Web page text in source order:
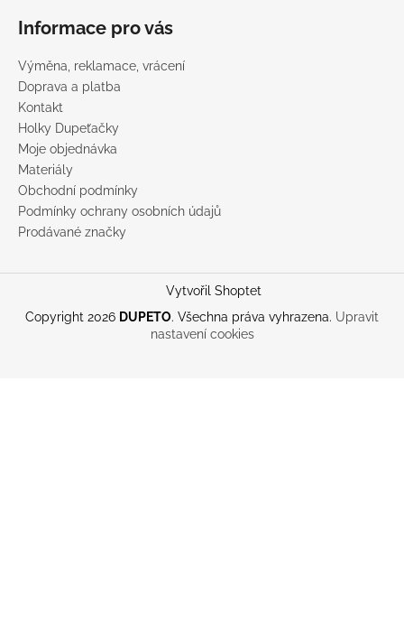
Informace pro vás
Výměna, reklamace, vrácení
Doprava a platba
Kontakt
Holky Dupeťačky
Moje objednávka
Materiály
Obchodní podmínky
Podmínky ochrany osobních údajů
Prodávané značky
Vytvořil Shoptet
Copyright 2026 DUPETO. Všechna práva vyhrazena. Upravit
nastavení cookies